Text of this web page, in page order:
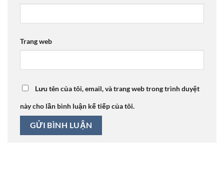
Trang web
Lưu tên của tôi, email, và trang web trong trình duyệt
này cho lần bình luận kế tiếp của tôi.